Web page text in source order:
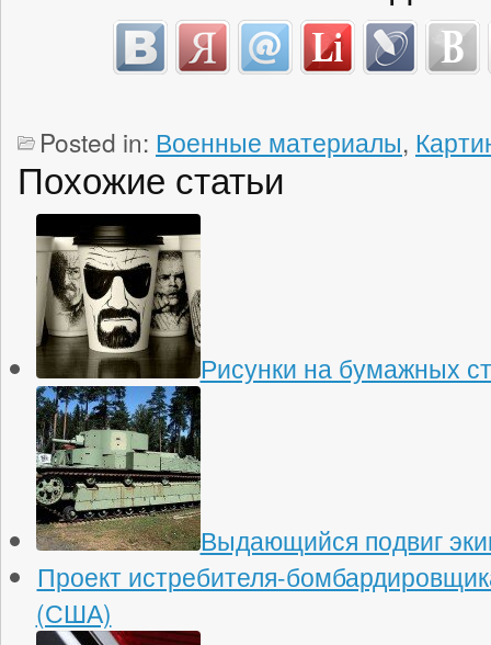
Posted in: Военные материалы,
Похожие статьи
Рисунки на бумажных
Выдающийся подвиг
Проект истребителя-
(США)